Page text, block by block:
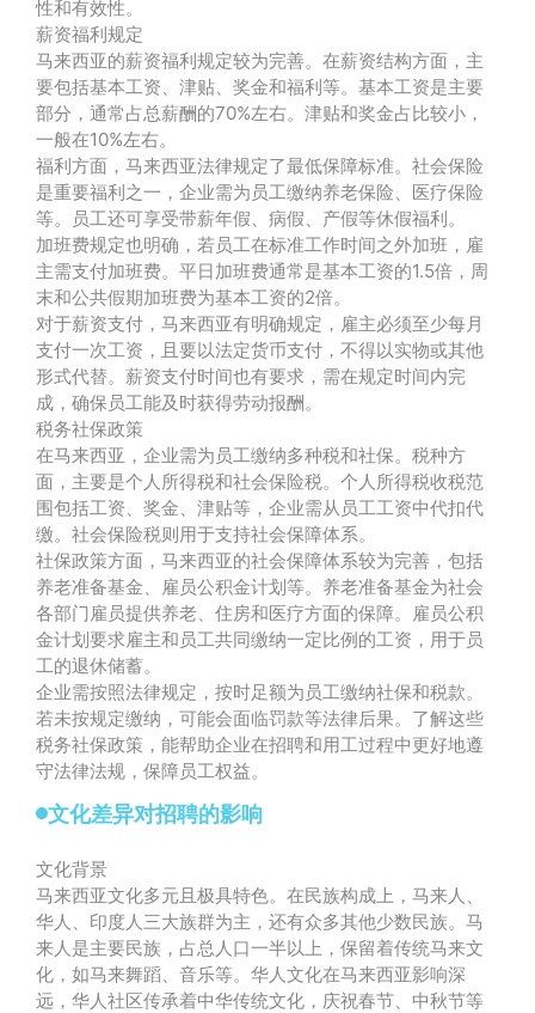
性和有效性。
薪资福利规定
马来西亚的薪资福利规定较为完善。在薪资结构方面，主
要包括基本工资、津贴、奖金和福利等。基本工资是主要
部分，通常占总薪酬的70%左右。津贴和奖金占比较小，
一般在10%左右。
福利方面，马来西亚法律规定了最低保障标准。社会保险
是重要福利之一，企业需为员工缴纳养老保险、医疗保险
等。员工还可享受带薪年假、病假、产假等休假福利。
加班费规定也明确，若员工在标准工作时间之外加班，雇
主需支付加班费。平日加班费通常是基本工资的1.5倍，周
末和公共假期加班费为基本工资的2倍。
对于薪资支付，马来西亚有明确规定，雇主必须至少每月
支付一次工资，且要以法定货币支付，不得以实物或其他
形式代替。薪资支付时间也有要求，需在规定时间内完
成，确保员工能及时获得劳动报酬。
税务社保政策
在马来西亚，企业需为员工缴纳多种税和社保。税种方
面，主要是个人所得税和社会保险税。个人所得税收税范
围包括工资、奖金、津贴等，企业需从员工工资中代扣代
缴。社会保险税则用于支持社会保障体系。
社保政策方面，马来西亚的社会保障体系较为完善，包括
养老准备基金、雇员公积金计划等。养老准备基金为社会
各部门雇员提供养老、住房和医疗方面的保障。雇员公积
金计划要求雇主和员工共同缴纳一定比例的工资，用于员
工的退休储蓄。
企业需按照法律规定，按时足额为员工缴纳社保和税款。
若未按规定缴纳，可能会面临罚款等法律后果。了解这些
税务社保政策，能帮助企业在招聘和用工过程中更好地遵
守法律法规，保障员工权益。
文化差异对招聘的影响
文化背景
马来西亚文化多元且极具特色。在民族构成上，马来人、
华人、印度人三大族群为主，还有众多其他少数民族。马
来人是主要民族，占总人口一半以上，保留着传统马来文
化，如马来舞蹈、音乐等。华人文化在马来西亚影响深
远，华人社区传承着中华传统文化，庆祝春节、中秋节等